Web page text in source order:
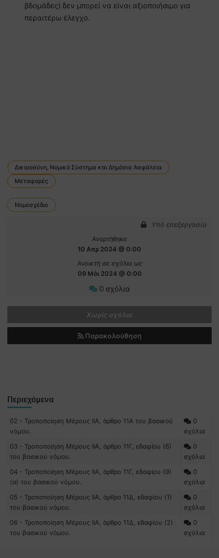
βδομάδες) δεν μπορεί να είναι αξιοποιήσιμο για
περαιτέρω έλεγχο.
Δικαιοσύνη, Νομικό Σύστημα και Δημόσια Ασφάλεια
Μεταφορές
Νομοσχέδιο
Υπό επεξεργασία
Αναρτήθηκε
10 Απρ 2024 @ 0:00
Ανοικτή σε σχόλια ως
09 Μάι 2024 @ 0:00
0 σχόλια
Χωρίς σχόλια
Παρακολούθηση
Περιεχόμενα
02 - Τροποποίηση Μέρους ΙΙΑ, άρθρο 11Α του βασικού
νόμου.
0
σχόλια
03 - Τροποποίηση Μέρους ΙΙΑ, άρθρο 11Γ, εδαφίου (6)
του βασικού νόμου.
0
σχόλια
04 - Τροποποίηση Μέρους ΙΙΑ, άρθρο 11Γ, εδαφίου (9)
(α) του βασικού νόμου.
0
σχόλια
05 - Τροποποίηση Μέρους ΙΙΑ, άρθρο 11Δ, εδαφίου (1)
του βασικού νόμου.
0
σχόλια
06 - Τροποποίηση Μέρους ΙΙΑ, άρθρο 11Δ, εδαφίου (2)
του βασικού νόμου.
0
σχόλια